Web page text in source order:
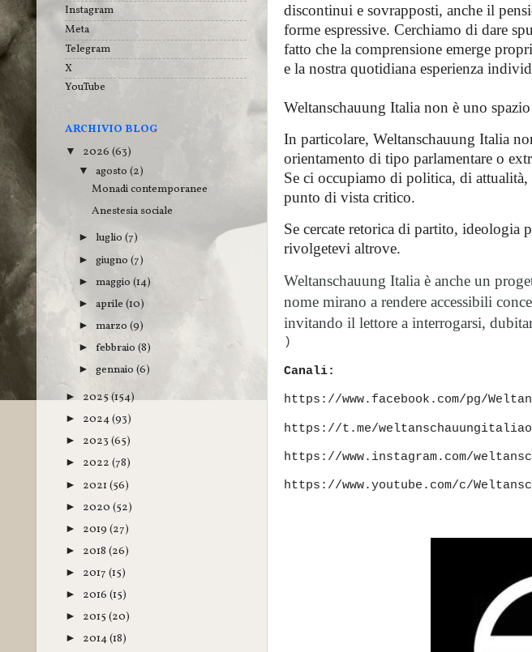
discontinui e sovrapposti, anche il
forme espressive. Cerchiamo di dare
fatto che la comprensione emerge
e la nostra quotidiana esperienza
Weltanschauung Italia non è uno
In particolare, Weltanschauung Italia
orientamento di tipo parlamentare o
Se ci occupiamo di politica, di
punto di vista critico.
Se cercate retorica di partito, ideologia
rivolgetevi altrove.
Weltanschauung Italia è anche un
nome mirano a rendere accessibili
invitando il lettore a interrogarsi,
)
Canali:
https://www.facebook.com/pg/
https://t.me/
https://www.instagram.com/
https://www.youtube.com/c/
Instagram
Meta
Telegram
X
YouTube
ARCHIVIO BLOG
▼ 2026 (63)
▼ agosto (2)
Monadi contemporanee
Anestesia sociale
► luglio (7)
► giugno (7)
► maggio (14)
► aprile (10)
► marzo (9)
► febbraio (8)
► gennaio (6)
► 2025(154)
► 2024(93)
► 2023 (65)
► 2022 (78)
► 2021 (56)
► 2020 (52)
► 2019 (27)
► 2018 (26)
► 2017 (15)
► 2016 (15)
► 2015 (20)
► 2014(18)